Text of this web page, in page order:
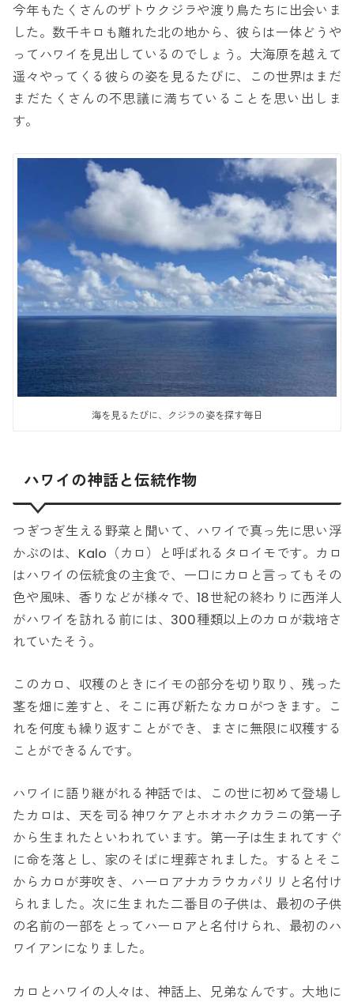
今年もたくさんのザトウクジラや渡り鳥たちに出会いま
した。数千キロも離れた北の地から、彼らは一体どうや
ってハワイを見出しているのでしょう。大海原を越えて
遥々やってくる彼らの姿を見るたびに、この世界はまだ
まだたくさんの不思議に満ちていることを思い出しま
す。
海を見るたびに、クジラの姿を探す毎日
ハワイの神話と伝統作物
つぎつぎ生える野菜と聞いて、ハワイで真っ先に思い浮
かぶのは、Kalo（カロ）と呼ばれるタロイモです。カロ
はハワイの伝統食の主食で、一口にカロと言ってもその
色や風味、香りなどが様々で、18世紀の終わりに西洋人
がハワイを訪れる前には、300種類以上のカロが栽培さ
れていたそう。
このカロ、収穫のときにイモの部分を切り取り、残った
茎を畑に差すと、そこに再び新たなカロがつきます。こ
れを何度も繰り返すことができ、まさに無限に収穫する
ことができるんです。
ハワイに語り継がれる神話では、この世に初めて登場し
たカロは、天を司る神ワケアとホオホクカラニの第一子
から生まれたといわれています。第一子は生まれてすぐ
に命を落とし、家のそばに埋葬されました。するとそこ
からカロが芽吹き、ハーロアナカラウカパリリと名付け
られました。次に生まれた二番目の子供は、最初の子供
の名前の一部をとってハーロアと名付けられ、最初のハ
ワイアンになりました。
カロとハワイの人々は、神話上、兄弟なんです。大地に